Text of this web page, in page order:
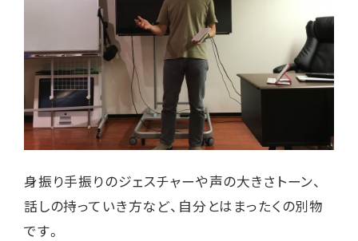
身振り手振りのジェスチャーや声の大きさトーン、
話しの持っていき方など、自分とはまったくの別物
です。